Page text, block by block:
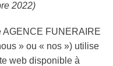
2022)
AGENCE FUNERAIRE
» ou « nos ») utilise
web disponible à